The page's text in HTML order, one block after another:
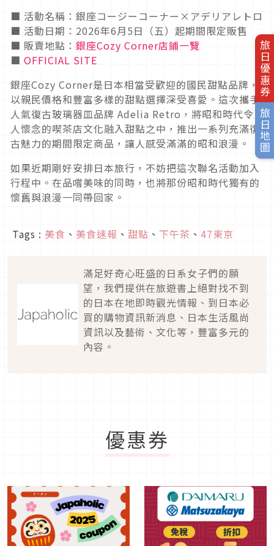
旅日優惠券
旅日地圖
■ 活動名稱：銀座コージーコーナー×アデリアレトロ
■ 活動日期：2026年6月5日（五）起期間限定販售
■ 販賣地點： 銀座Cozy Corner店鋪一覽
■ OFFICIAL SITE
銀座Cozy Corner是日本相當受歡迎的國民甜點品牌，
以親民價格和豐富多樣的甜點選擇深受喜愛。這次攜手
人氣復古玻璃器皿品牌 Adelia Retro，將昭和時代令
人懷念的喫茶店文化融入甜點之中，推出一系列充滿復
古魅力的期間限定商品，讓人感受滿滿的昭和浪漫。
如果近期剛好安排日本旅行，不妨把這次聯名活動加入
行程中。在品嚐美味的同時，也將那份昭和時代獨有的
懷舊與浪漫一同帶回家。
Tags : 美食 、 美食速報 、 甜點 、 下午茶 、 47東京
滿足好奇心旺盛的日系女子們的願
望，我們提供在旅遊書上絕對找不到
的日本在地即時觀光情報、到日本必
買的購物資訊新消息、日本生活風尚
資訊以及藝術、文化等，豐富多元的
內容。
優惠券